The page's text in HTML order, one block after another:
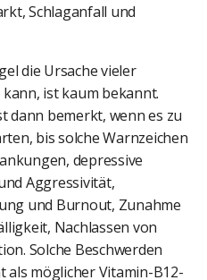
Schlaganfall und
die Ursache vieler
ist kaum bekannt.
dann bemerkt, wenn es zu
bis solche Warnzeichen
depressive
Aggressivität,
und Burnout, Zunahme
Nachlassen von
Solche Beschwerden
möglicher Vitamin-B12-